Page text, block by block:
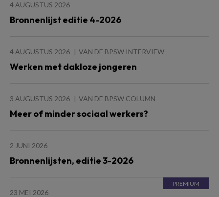
4 AUGUSTUS 2026
Bronnenlijst editie 4-2026
4 AUGUSTUS 2026 VAN DE BPSW INTERVIEW
Werken met dakloze jongeren
3 AUGUSTUS 2026 VAN DE BPSW COLUMN
Meer of minder sociaal werkers?
2 JUNI 2026
Bronnenlijsten, editie 3-2026
23 MEI 2026